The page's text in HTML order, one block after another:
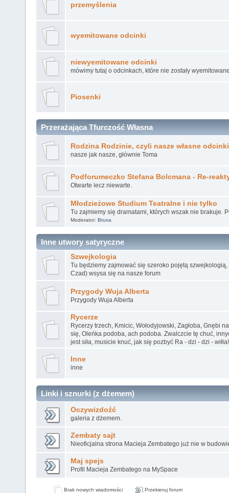
przemyślenia
wyemitowane odcinki
niewyemitowane odcinki
mówimy tutaj o odcinkach, które nie zostały
Piosenki
Przerażająca Tfurczość Własna
Rodzina Rodzinie, czyli nasze własne odcinki
nasze jak nasze, głównie Toma
Podforumeczko Stefana Bolcmana - Re-
Otwarte lecz niewarte.
Młodzieżowe Studium Teatralne i nie tylko
Tu zajmiemy się dramatami, których wszak nie brakuje.
Moderator: Bruxa
Inne utwory satyryczne
Szwejkologia
Tu będziemy zajmować się szeroko pojętą szwejkologią,
Czad) wsysa się na nasze forum
Przygody Wuja Alberta
Przygody Wuja Alberta
Rycerze
Rycerzy trzech, Kmicic, Wołodyjowski, Zagłoba, Gnębi
się, Oleńka podoba, ach podoba. Zwalczcie tę chuć,
jest siła, musicie knuć, jak się pozbyć Ra - dzi - dzi - wiłła!
Inne
inne
Linki i sznurki (z dżemem)
Oczywizdoźć
galeria z dżemem.
Zembaty sajt
Nieoficjalna strona Macieja Zembatego już nie w
Maj spejs
Profil Macieja Zembatego na MySpace
Brak nowych wiadomości Przekieruj forum